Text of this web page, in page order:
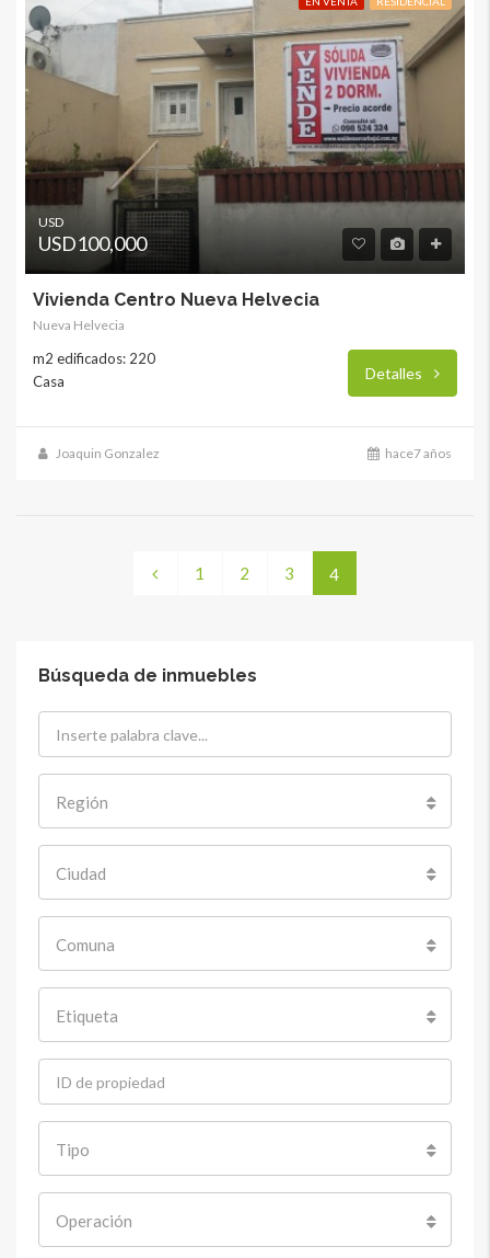
USD
USD100,000
Vivienda Centro Nueva Helvecia
Nueva Helvecia
m2 edificados: 220
Casa
Detalles
Joaquin Gonzalez hace7 años
1 2 3 4
Búsqueda de inmuebles
Región
Ciudad
Comuna
Etiqueta
Tipo
Operación